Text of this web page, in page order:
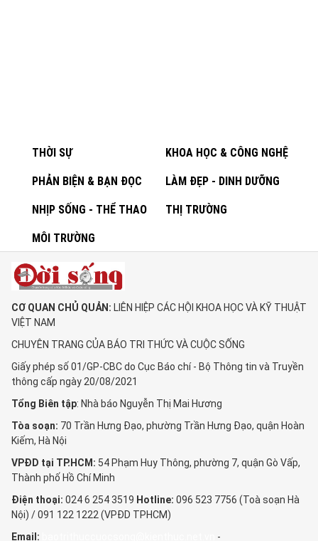
THỜI SỰ KHOA HỌC & CÔNG NGHỆ
PHẢN BIỆN & BẠN ĐỌC LÀM ĐẸP - DINH DƯỠNG
NHỊP SỐNG - THỂ THAO THỊ TRƯỜNG
MÔI TRƯỜNG
CƠ QUAN CHỦ QUẢN: LIÊN HIỆP CÁC HỘI KHOA HỌC VÀ KỸ THUẬT
VIỆT NAM
CHUYÊN TRANG CỦA BÁO TRI THỨC VÀ CUỘC SỐNG
Giấy phép số 01/GP-CBC do Cục Báo chí - Bộ Thông tin và Truyền
thông cấp ngày 20/08/2021
Tổng Biên tập: Nhà báo Nguyễn Thị Mai Hương
Tòa soạn: 70 Trần Hưng Đạo, phường Trần Hưng Đạo, quận Hoàn
Kiếm, Hà Nội
VPĐD tại TP.HCM: 54 Phạm Huy Thông, phường 7, quận Gò Vấp,
Thành phố Hồ Chí Minh
Điện thoại: 024 6 254 3519 Hotline: 096 523 7756 (Toà soạn Hà
Nội) / 091 122 1222 (VPĐD TPHCM)
Email:
-